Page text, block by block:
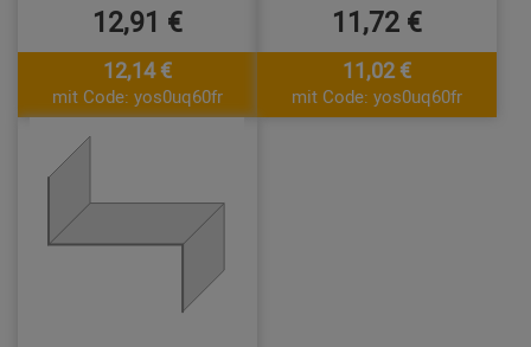
12,91 €
12,14 €
mit Code: yos0uq60fr
11,72 €
11,02 €
mit Code: yos0uq60fr